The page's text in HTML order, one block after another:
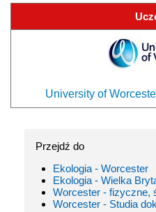
University of
Przejdź do
Ekologia - Worcester
Ekologia - Wielka
Worcester - fizyczne,
Worcester - Studia